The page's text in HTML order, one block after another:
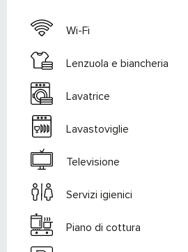
Wi-Fi
Lenzuola e biancheria
Lavatrice
Lavastoviglie
Televisione
Servizi igienici
Piano di cottura